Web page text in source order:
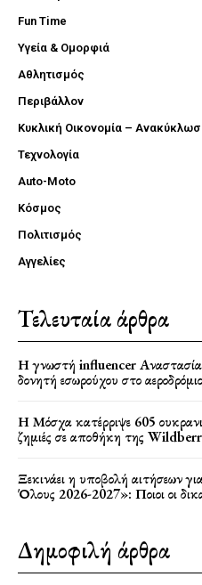
Fun Time
Υγεία & Ομορφιά
Αθλητισμός
Περιβάλλον
Κυκλική Οικονομία –
Τεχνολογία
Auto-Moto
Κόσμος
Πολιτισμός
Αγγελίες
Τελευταία άρθρα
Η γνωστή influencer
δονητή εσωρούχου στο
Η Μόσχα κατέρριψε 605
ζημιές σε αποθήκη της
Ξεκινάει η υποβολή αιτήσεων
Όλους 2026-2027»: Ποιοι οι
Δημοφιλή άρθρα